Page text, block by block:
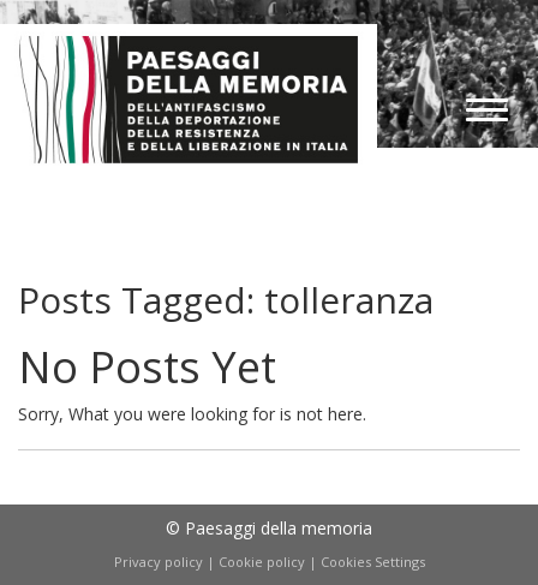
Posts Tagged: tolleranza
No Posts Yet
Sorry, What you were looking for is not here.
© Paesaggi della memoria
Privacy policy| Cookie policy| Cookies Settings